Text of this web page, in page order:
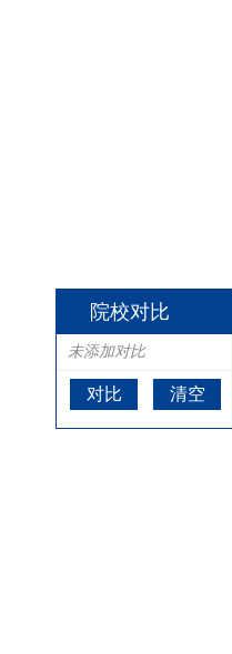
院校对比
未添加对比
对比 清空